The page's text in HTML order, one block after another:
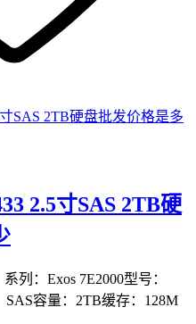
2.5寸SAS 2TB硬
列：Exos 7E2000型号：
SAS容量：2TB缓存：128M